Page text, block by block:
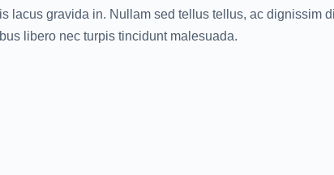
lacus gravida in. Nullam sed tellus tellus, ac dignissim
libero nec turpis tincidunt malesuada.